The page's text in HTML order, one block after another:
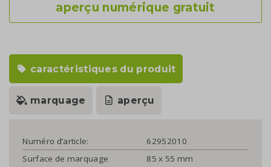
aperçu numérique gratuit
caractéristiques du produit
marquage aperçu
Numéro d’article:
62952010
Surface de marquage
85 x 55 mm